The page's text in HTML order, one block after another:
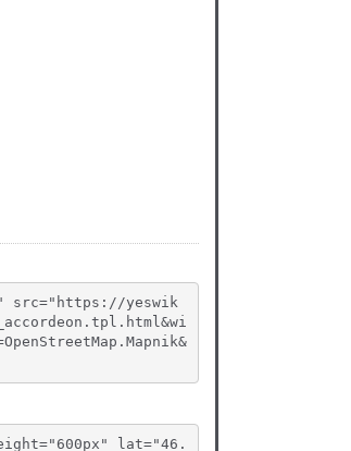
src="https://yeswik
lat="46.